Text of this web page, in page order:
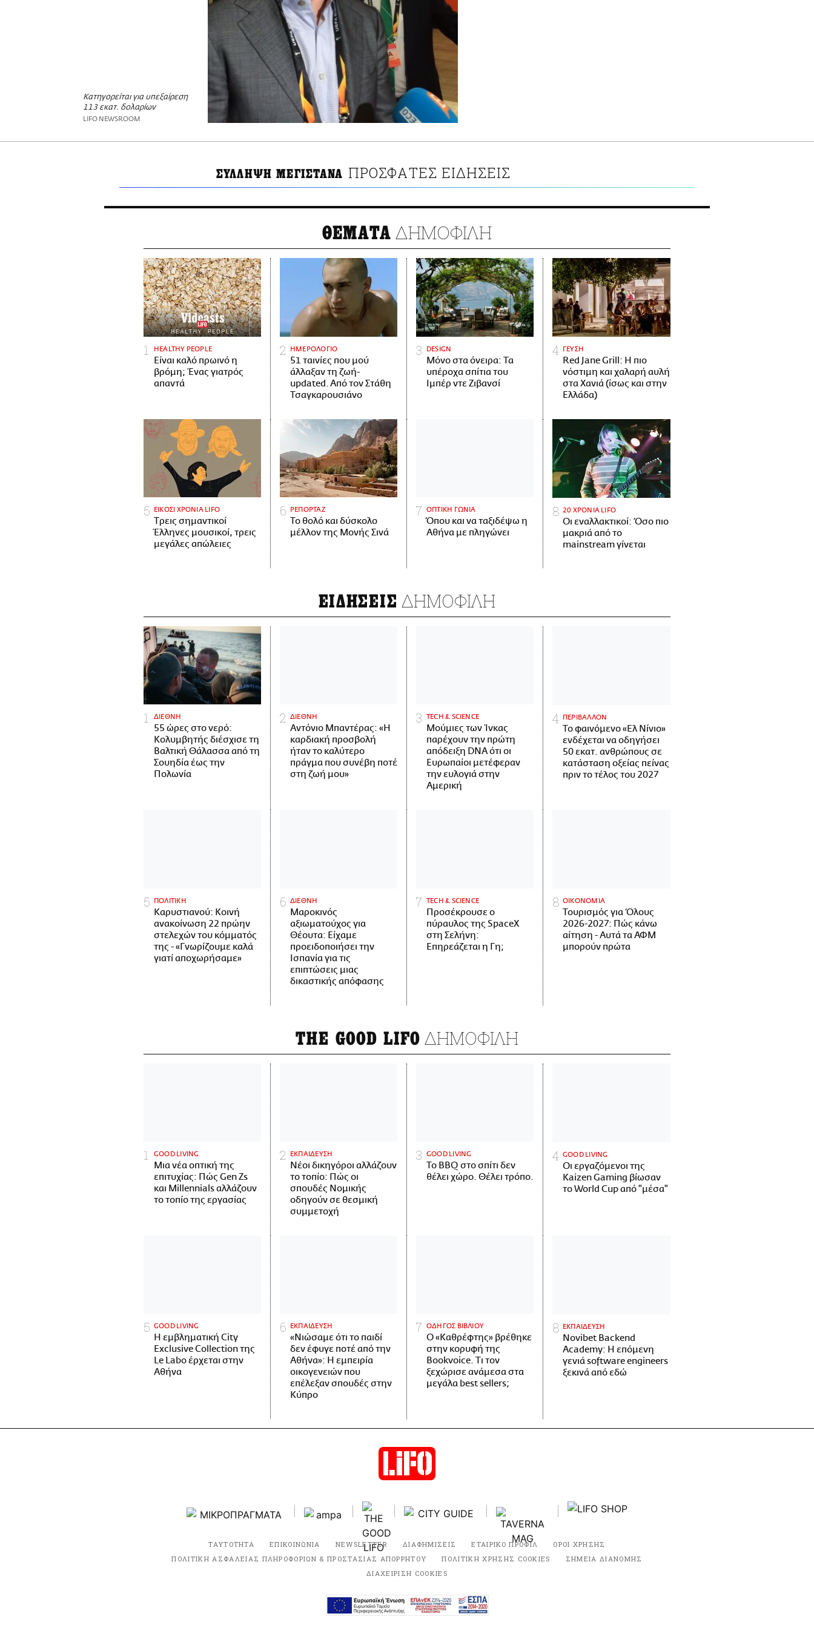
Κατηγορείται για υπεξαίρεση
113 εκατ. δολαρίων
LIFO NEWSROOM
ΣΥΛΛΗΨΗ ΜΕΓΙΣΤΑΝΑ ΠΡΟΣΦΑΤΕΣ ΕΙΔΗΣΕΙΣ
ΘΕΜΑΤΑ ΔΗΜΟΦΙΛΗ
HEALTHY PEOPLE
Είναι καλό πρωινό η
βρόμη; Ένας γιατρός
απαντά
ΗΜΕΡΟΛΟΓΙΟ
51 ταινίες που μού
άλλαξαν τη ζωή-
updated. Aπό τον Στάθη
Τσαγκαρουσιάνο
DESIGN
Μόνο στα όνειρα: Τα
υπέροχα σπίτια του
Ιμπέρ ντε Ζιβανσί
ΓΕΥΣΗ
Red Jane Grill: Η πιο
νόστιμη και χαλαρή αυλή
στα Χανιά (ίσως και στην
Ελλάδα)
ΕΙΚΟΣΙ ΧΡΟΝΙΑ LIFO
Tρεις σημαντικοί
Έλληνες μουσικοί, τρεις
μεγάλες απώλειες
ΡΕΠΟΡΤΑΖ
Το θολό και δύσκολο
μέλλον της Μονής Σινά
ΟΠΤΙΚΗ ΓΩΝΙΑ
Όπου και να ταξιδέψω η
Αθήνα με πληγώνει
20 ΧΡΟΝΙΑ LIFO
Οι εναλλακτικοί: Όσο πιο
μακριά από το
mainstream γίνεται
ΕΙΔΗΣΕΙΣ ΔΗΜΟΦΙΛΗ
ΔΙΕΘΝΗ
55 ώρες στο νερό:
Κολυμβητής διέσχισε τη
Βαλτική Θάλασσα από τη
Σουηδία έως την
Πολωνία
ΔΙΕΘΝΗ
Αντόνιο Μπαντέρας: «Η
καρδιακή προσβολή
ήταν το καλύτερο
πράγμα που συνέβη ποτέ
στη ζωή μου»
ΤECH & SCIENCE
Μούμιες των Ίνκας
παρέχουν την πρώτη
απόδειξη DNA ότι οι
Ευρωπαίοι μετέφεραν
την ευλογιά στην
Αμερική
ΠΕΡΙΒΑΛΛΟΝ
Το φαινόμενο «Ελ Νίνιο»
ενδέχεται να οδηγήσει
50 εκατ. ανθρώπους σε
κατάσταση οξείας πείνας
πριν το τέλος του 2027
ΠΟΛΙΤΙΚΗ
Καρυστιανού: Κοινή
ανακοίνωση 22 πρώην
στελεχών του κόμματός
της - «Γνωρίζουμε καλά
γιατί αποχωρήσαμε»
ΔΙΕΘΝΗ
Μαροκινός
αξιωματούχος για
Θέουτα: Είχαμε
προειδοποιήσει την
Ισπανία για τις
επιπτώσεις μιας
δικαστικής απόφασης
ΤECH & SCIENCE
Προσέκρουσε ο
πύραυλος της SpaceX
στη Σελήνη:
Επηρεάζεται η Γη;
ΟΙΚΟΝΟΜΙΑ
Τουρισμός για Όλους
2026-2027: Πώς κάνω
αίτηση - Αυτά τα ΑΦΜ
μπορούν πρώτα
THE GOOD LIFO ΔΗΜΟΦΙΛΗ
GOOD LIVING
Μια νέα οπτική της
επιτυχίας: Πώς Gen Zs
και Millennials αλλάζουν
το τοπίο της εργασίας
ΕΚΠΑΙΔΕΥΣΗ
Νέοι δικηγόροι αλλάζουν
το τοπίο: Πώς οι
σπουδές Νομικής
οδηγούν σε θεσμική
συμμετοχή
GOOD LIVING
Το BBQ στο σπίτι δεν
θέλει χώρο. Θέλει τρόπο.
GOOD LIVING
Οι εργαζόμενοι της
Kaizen Gaming βίωσαν
το World Cup από "μέσα"
GOOD LIVING
Η εμβληματική City
Exclusive Collection της
Le Labo έρχεται στην
Αθήνα
ΕΚΠΑΙΔΕΥΣΗ
«Νιώσαμε ότι το παιδί
δεν έφυγε ποτέ από την
Αθήνα»: Η εμπειρία
οικογενειών που
επέλεξαν σπουδές στην
Κύπρο
ΟΔΗΓΟΣ ΒΙΒΛΙΟΥ
Ο «Καθρέφτης» βρέθηκε
στην κορυφή της
Bookvoice. Τι τον
ξεχώρισε ανάμεσα στα
μεγάλα best sellers;
ΕΚΠΑΙΔΕΥΣΗ
Novibet Backend
Academy: Η επόμενη
γενιά software engineers
ξεκινά από εδώ
ΤΑΥΤΟΤΗΤΑ ΕΠΙΚΟΙΝΩΝΙΑ NEWSLETTER ΔΙΑΦΗΜΙΣΕΙΣ ΕΤΑΙΡΙΚΟ ΠΡΟΦΙΛ
ΟΡΟΙ ΧΡΗΣΗΣ
ΠΟΛΙΤΙΚΗ ΑΣΦΑΛΕΙΑΣ ΠΛΗΡΟΦΟΡΙΩΝ & ΠΡΟΣΤΑΣΙΑΣ ΑΠΟΡΡΗΤΟΥ
ΠΟΛΙΤΙΚΗ ΧΡΗΣΗΣ COOKIES
ΣΗΜΕΙΑ ΔΙΑΝΟΜΗΣ
ΔΙΑΧΕΙΡΙΣΗ COOKIES